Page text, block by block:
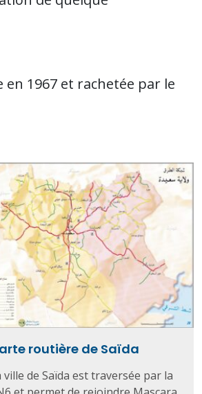
en 1967 et rachetée par le
routière de Saïda
ville de Saïda est traversée par la